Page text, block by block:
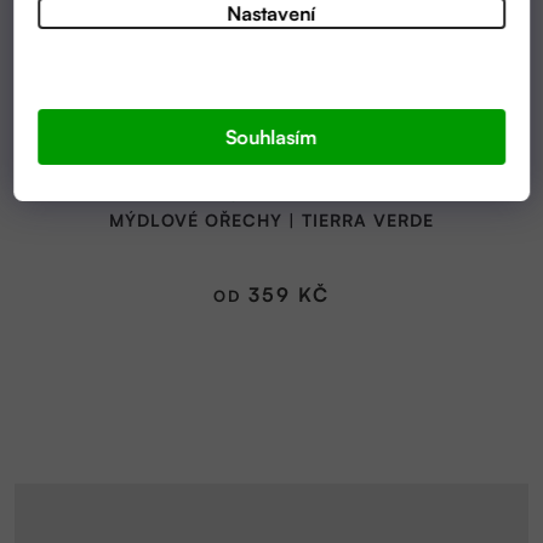
Nastavení
Souhlasím
MÝDLOVÉ OŘECHY | TIERRA VERDE
OD 359 KČ